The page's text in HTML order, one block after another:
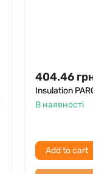
404.46 грн.
Insulation PAROC
В наявності
Add to cart